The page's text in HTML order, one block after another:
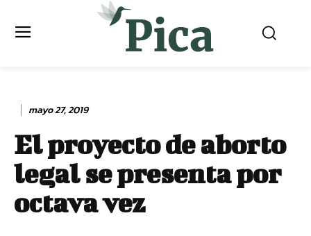
mayo 27, 2019
El proyecto de aborto
legal se presenta por
octava vez